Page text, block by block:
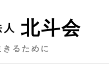
北斗会
るために